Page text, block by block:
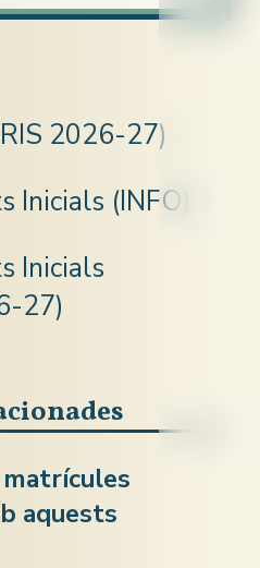
Anglès
2026-27)
Inicials (INFO)
Inicials
27)
matrícules
aquests